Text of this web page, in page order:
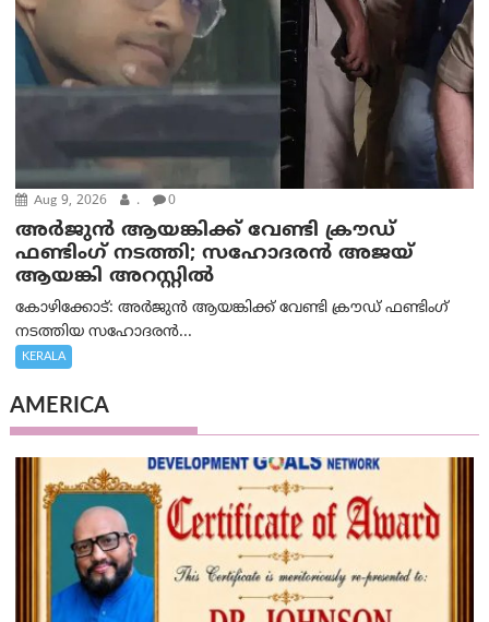
Aug 9, 2026 . 0
അർജുൻ ആയങ്കിക്ക് വേണ്ടി ക്രൗഡ്
ഫണ്ടിംഗ് നടത്തി; സഹോദരന്‍ അജയ്
ആയങ്കി അറസ്റ്റിൽ
കോഴിക്കോട്: അർജുൻ ആയങ്കിക്ക് വേണ്ടി ക്രൗഡ് ഫണ്ടിംഗ്
നടത്തിയ സഹോദരന്‍...
KERALA
AMERICA